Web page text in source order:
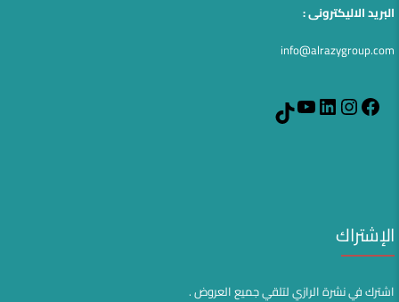
البريد الاليكترونى :
info@alrazygroup.com
Facebook
Instagram
LinkedIn
YouTube
الإشتراك
اشترك في نشرة الرازي لتلقي جميع العروض .